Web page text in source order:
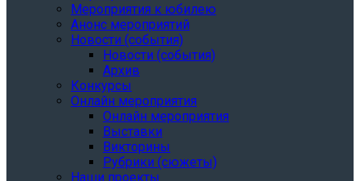
Мероприятия к юбилею
Анонс мероприятий
Новости (события)
Новости (события)
Архив
Конкурсы
Онлайн мероприятия
Онлайн мероприятия
Выставки
Викторины
Рубрики (сюжеты)
Наши проекты